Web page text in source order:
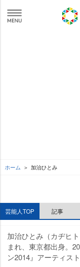
ホーム 加治ひとみ
芸能人TOP 記事
加治ひとみ（カヂヒ
まれ、東京都出身。
ン2014』アーティス